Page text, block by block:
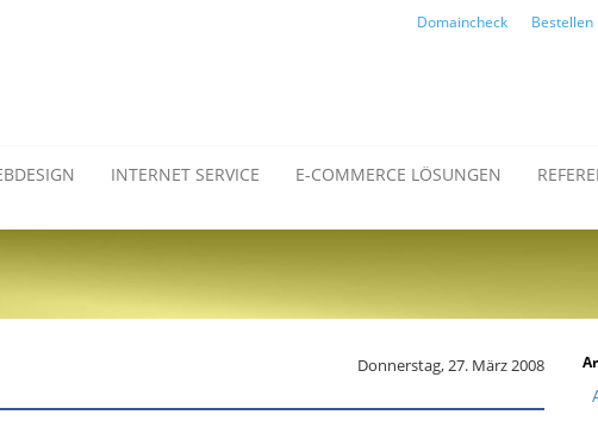
Domaincheck Bestellen
INTERNET SERVICE E-COMMERCE LÖSUNGEN
Donnerstag, 27. März 2008